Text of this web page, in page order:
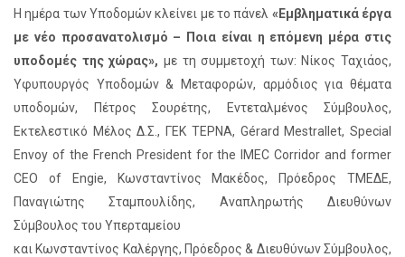
Η ημέρα των Υποδομών κλείνει με το πάνελ «Εμβληματικά έργα
με νέο προσανατολισμό – Ποια είναι η επόμενη μέρα στις
υποδομές της χώρας», με τη συμμετοχή των: Νίκος Ταχιάος,
Υφυπουργός Υποδομών & Μεταφορών, αρμόδιος για θέματα
υποδομών, Πέτρος Σουρέτης, Εντεταλμένος Σύμβουλος,
Εκτελεστικό Μέλος Δ.Σ., ΓΕΚ ΤΕΡΝΑ, Gérard Mestrallet, Special
Envoy of the French President for the IMEC Corridor and former
CEO of Engie, Κωνσταντίνος Μακέδος, Πρόεδρος ΤΜΕΔΕ,
Παναγιώτης Σταμπουλίδης, Αναπληρωτής Διευθύνων
Σύμβουλος του Υπερταμείου
και Κωνσταντίνος Καλέργης, Πρόεδρος & Διευθύνων Σύμβουλος,